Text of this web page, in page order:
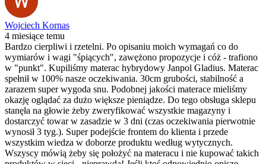
Wojciech Kornas
4 miesiące temu
Bardzo cierpliwi i rzetelni. Po opisaniu moich wymagań co do
wymiarów i wagi "śpiących", zawężono propozycje i cóż - trafiono
w "punkt". Kupiliśmy materac hybrydowy Janpol Gladius. Materac
spełnił w 100% nasze oczekiwania. 30cm grubości, stabilność a
zarazem super wygoda snu. Podobnej jakości materace mieliśmy
okazję oglądać za dużo większe pieniądze. Do tego obsługa sklepu
stanęła na głowie żeby zweryfikować wszystkie magazyny i
dostarczyć towar w zasadzie w 3 dni (czas oczekiwania pierwotnie
wynosił 3 tyg.). Super podejście frontem do klienta i przede
wszystkim wiedza w doborze produktu według wytycznych.
Wszyscy mówią żeby się położyć na materacu i nie kupować takich